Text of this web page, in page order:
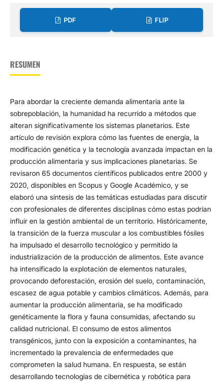
PDF FLIP
RESUMEN
Para abordar la creciente demanda alimentaria ante la
sobrepoblación, la humanidad ha recurrido a métodos que
alteran significativamente los sistemas planetarios. Este
artículo de revisión explora cómo las fuentes de energía, la
modificación genética y la tecnología avanzada impactan en la
producción alimentaria y sus implicaciones planetarias. Se
revisaron 65 documentos científicos publicados entre 2000 y
2020, disponibles en Scopus y Google Académico, y se
elaboró una síntesis de las temáticas estudiadas para discutir
con profesionales de diferentes disciplinas cómo estas podrían
influir en la gestión ambiental de un territorio. Históricamente,
la transición de la fuerza muscular a los combustibles fósiles
ha impulsado el desarrollo tecnológico y permitido la
industrialización de la producción de alimentos. Este avance
ha intensificado la explotación de elementos naturales,
provocando deforestación, erosión del suelo, contaminación,
escasez de agua potable y cambios climáticos. Además, para
aumentar la producción alimentaria, se ha modificado
genéticamente la flora y fauna consumidas, afectando su
calidad nutricional. El consumo de estos alimentos
transgénicos, junto con la exposición a contaminantes, ha
incrementado la prevalencia de enfermedades que
comprometen la salud humana. En respuesta, se están
desarrollando tecnologías de cibernética y robótica para